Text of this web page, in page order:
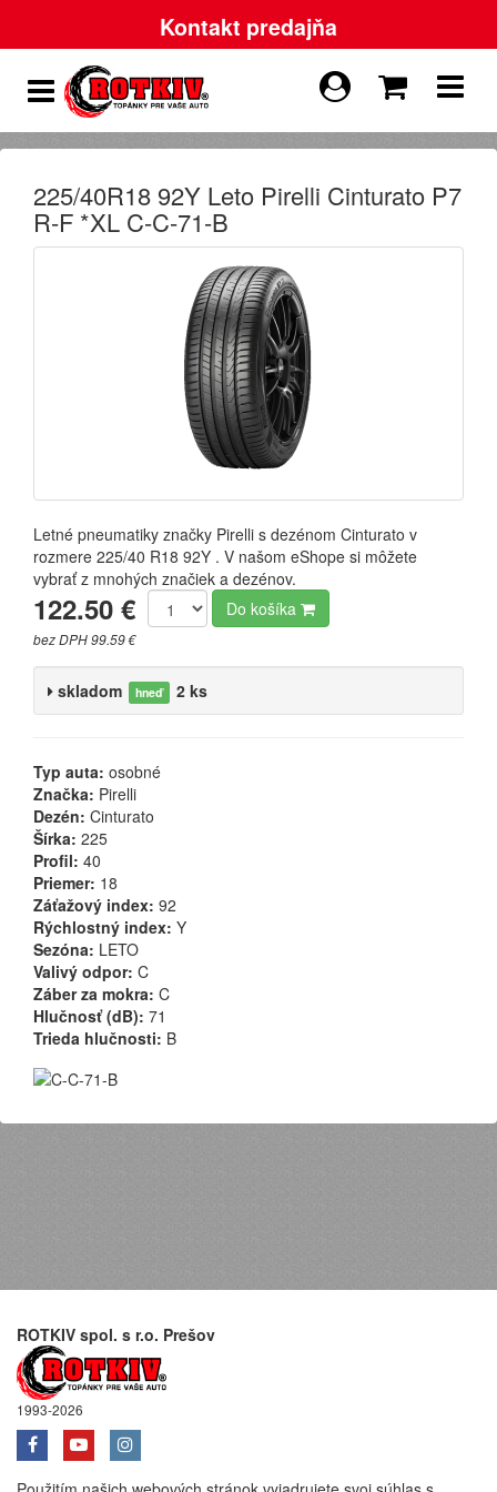
Kontakt predajňa
225/40R18 92Y Leto Pirelli Cinturato P7
R-F *XL C-C-71-B
Letné pneumatiky značky Pirelli s dezénom Cinturato v
rozmere 225/40 R18 92Y . V našom eShope si môžete
vybrať z mnohých značiek a dezénov.
122.50 €
bez DPH 99.59 €
Do košíka
skladom hneď 2 ks
Typ auta: osobné
Značka: Pirelli
Dezén: Cinturato
Šírka: 225
Profil: 40
Priemer: 18
Záťažový index: 92
Rýchlostný index: Y
Sezóna: LETO
Valivý odpor: C
Záber za mokra: C
Hlučnosť (dB): 71
Trieda hlučnosti: B
ROTKIV spol. s r.o. Prešov
1993-2026